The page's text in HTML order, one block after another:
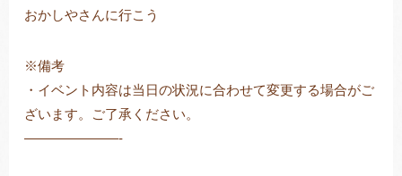
おかしやさんに行こう
※備考
・イベント内容は当日の状況に合わせて変更する場合がご
ざいます。ご了承ください。
———————-